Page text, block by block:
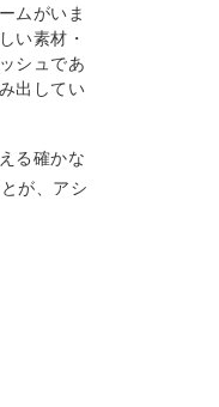
ムがいま
い素材・
シュであ
出してい
る確かな
が、アシ